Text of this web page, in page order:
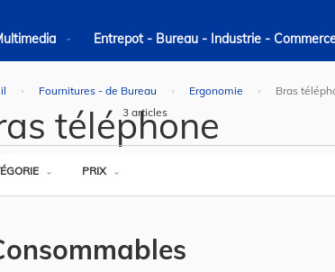
Entrepot - Bureau - Industrie -
Fournitures - de Bureau Ergonomie Bras
téléphone
PRIX
3 articles